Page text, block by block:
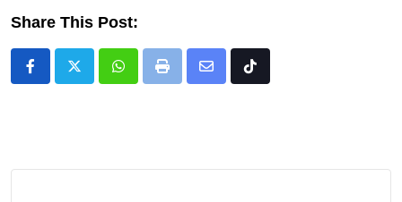
Share This Post:
WhatsappPrint
Share
Tiktok